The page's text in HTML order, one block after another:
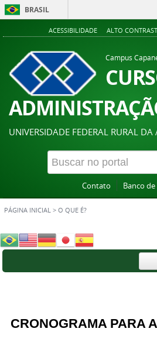
BRASIL
ACESSIBILIDADE ALTO
Campus
UNIVERSIDADE FEDERAL RURAL
Contato Banco
PÁGINA INICIAL > O QUE É?
CRONOGRAMA PARA